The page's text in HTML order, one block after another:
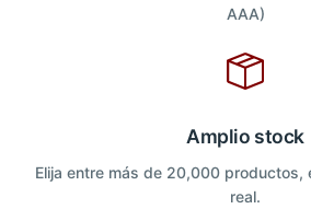
AAA)
Amplio stock
Elija entre más de 20,000 productos,
real.